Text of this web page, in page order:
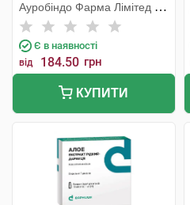
Ауробіндо Фарма Лімітед -
Юніт VII
Є в наявності
від 184.50 грн
КУПИТИ